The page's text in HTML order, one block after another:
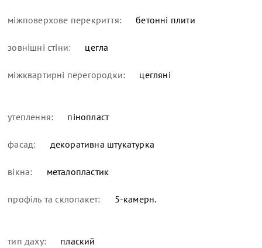
міжповерхове перекриття: бетонні плити
зовнішні стіни: цегла
міжквартирні перегородки: цегляні
утеплення: пінопласт
фасад: декоративна штукатурка
вікна: металопластик
профіль та склопакет: 5-камерн.
тип даху: плаский